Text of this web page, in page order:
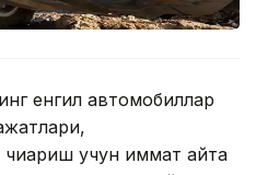
енгил автомобиллар
учун қиммат қайта